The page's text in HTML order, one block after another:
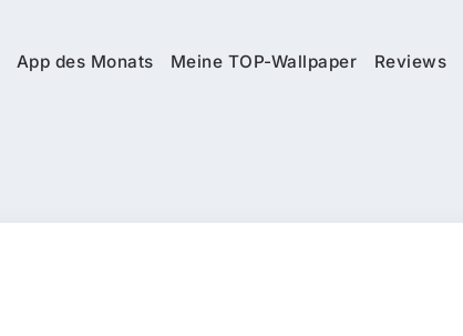
App des Monats Meine TOP-Wallpaper Reviews